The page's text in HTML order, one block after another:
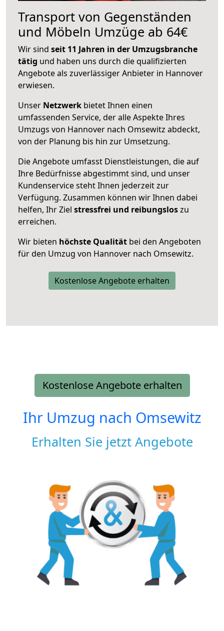
Transport von Gegenständen
und Möbeln Umzüge ab 64€
Wir sind seit 11 Jahren in der Umzugsbranche
tätig und haben uns durch die qualifizierten
Angebote als zuverlässiger Anbieter in Hannover
erwiesen.
Unser Netzwerk bietet Ihnen einen
umfassenden Service, der alle Aspekte Ihres
Umzugs von Hannover nach Omsewitz abdeckt,
von der Planung bis hin zur Umsetzung.
Die Angebote umfasst Dienstleistungen, die auf
Ihre Bedürfnisse abgestimmt sind, und unser
Kundenservice steht Ihnen jederzeit zur
Verfügung. Zusammen können wir Ihnen dabei
helfen, Ihr Ziel stressfrei und reibungsloszu
erreichen.
Wir bieten höchste Qualität bei den Angeboten
für den Umzug von Hannover nach Omsewitz.
Kostenlose Angebote erhalten
Kostenlose Angebote erhalten
Ihr Umzug nach Omsewitz
Erhalten Sie jetzt Angebote